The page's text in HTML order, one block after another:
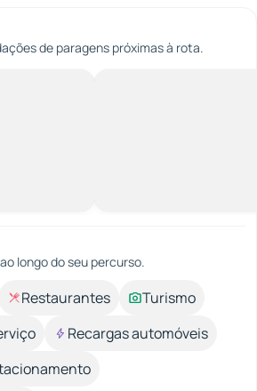
de paragens próximas à rota.
longo do seu percurso.
Restaurantes
Turismo
Recargas automóveis